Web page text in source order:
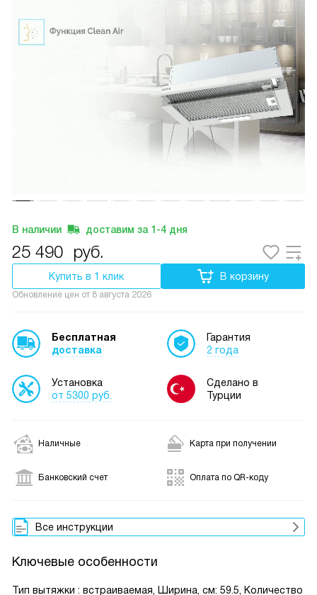
В наличии доставим за 1-4 дня
25 490 руб.
Купить в 1 клик В корзину
Обновление цен от 8 августа 2026
Бесплатная
доставка
Установка
от 5300 руб.
Гарантия
2 года
Сделано в
Турции
Наличные Карта при получении
Банковский счет Оплата по QR-коду
Все инструкции
Ключевые особенности
Тип вытяжки : встраиваемая, Ширина, см: 59.5, Количество